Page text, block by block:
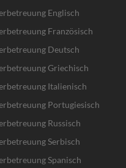
Englisch
Französisch
Deutsch
Griechisch
Italienisch
Portugiesisch
Russisch
Serbisch
Spanisch